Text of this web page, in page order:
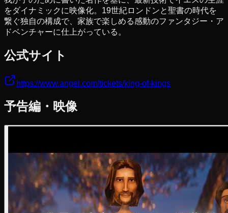
をダイナミックに映像化。19世紀ロンドンと聖書の時代を
繋ぐ独自の構成で、家族で楽しめる感動のファンタジー・ア
ドベンチャーに仕上がっている。
公式サイト
https://www.angel.com/tickets/king-of-kings
予告編・映像